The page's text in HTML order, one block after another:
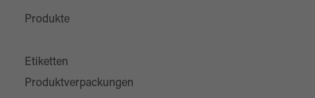
Produkte
Etiketten
Produktverpackungen